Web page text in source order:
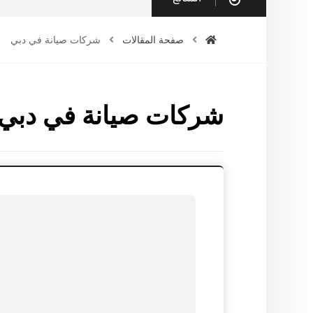
صفحة المقالات شركات صيانة في دبي
شركات صيانة في